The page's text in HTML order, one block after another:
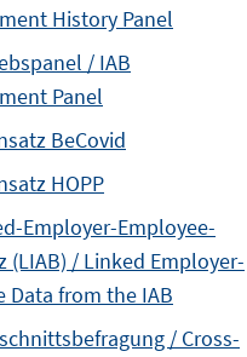
History Panel
/ IAB
Panel
BeCovid
HOPP
Employer-Employee-
(LIAB) / Linked Employer-
Data from the IAB
/ Cross-